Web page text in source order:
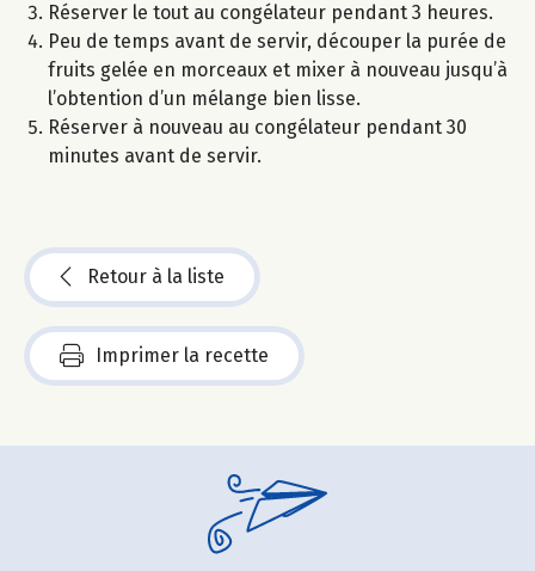
Réserver le tout au congélateur pendant 3 heures.
Peu de temps avant de servir, découper la purée de
fruits gelée en morceaux et mixer à nouveau jusqu’à
l’obtention d’un mélange bien lisse.
Réserver à nouveau au congélateur pendant 30
minutes avant de servir.
Retour à la liste
Imprimer la recette